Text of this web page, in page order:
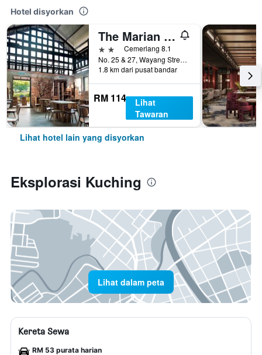
Hotel disyorkan
The Marian Boutique Lodging House
2 bintangCemerlang 8.1
No. 25 & 27, Wayang Street, Kuching, Malaysia
1.8 km dari pusat bandar
RM 114
Lihat
Tawaran
Lihat hotel lain yang disyorkan
Eksplorasi Kuching
Lihat dalam peta
Kereta Sewa
RM 53 purata harian